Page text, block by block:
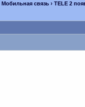
Мобильная связь› TELE 2